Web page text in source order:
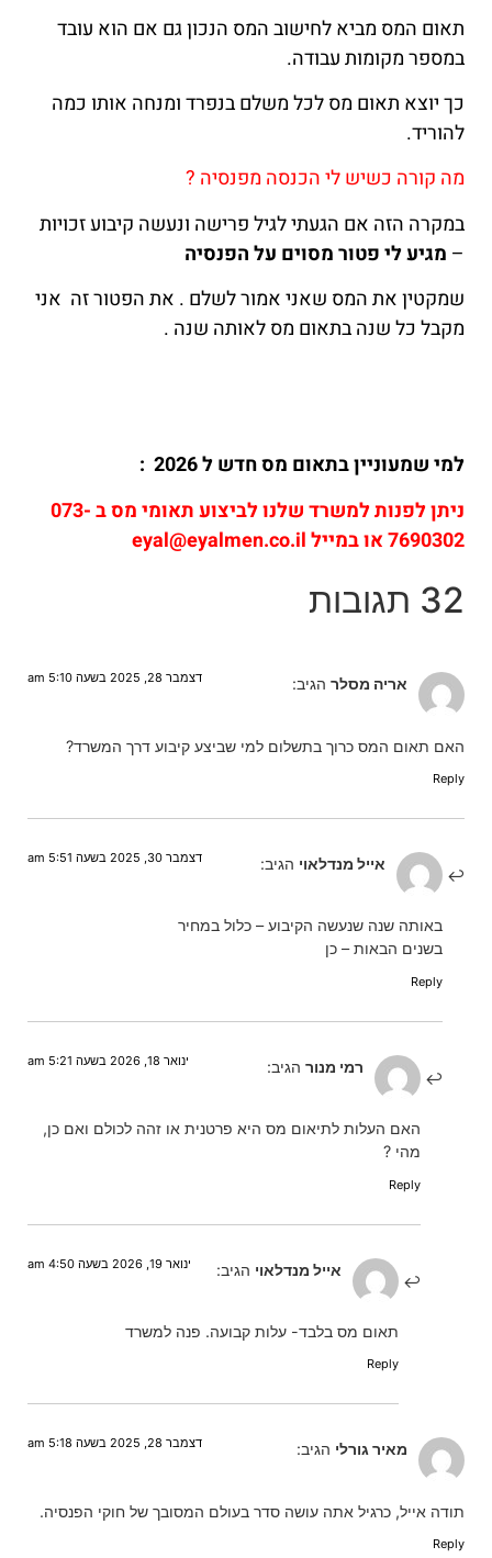
תאום המס מביא לחישוב המס הנכון גם אם הוא עובד
במספר מקומות עבודה.
כך יוצא תאום מס לכל משלם בנפרד ומנחה אותו כמה
להוריד.
מה קורה כשיש לי הכנסה מפנסיה ?
במקרה הזה אם הגעתי לגיל פרישה ונעשה קיבוע זכויות
– מגיע לי פטור מסוים על הפנסיה
שמקטין את המס שאני אמור לשלם . את הפטור זה אני
מקבל כל שנה בתאום מס לאותה שנה .
למי שמעוניין בתאום מס חדש ל 2026 :
ניתן לפנות למשרד שלנו לביצוע תאומי מס ב 073-
7690302 או במייל eyal@eyalmen.co.il
32 תגובות
אריה מסלר הגיב: דצמבר 28, 2025 בשעה 5:10 am
האם תאום המס כרוך בתשלום למי שביצע קיבוע דרך המשרד?
Reply
אייל מנדלאוי הגיב: דצמבר 30, 2025 בשעה 5:51 am
באותה שנה שנעשה הקיבוע – כלול במחיר
בשנים הבאות – כן
Reply
רמי מנור הגיב: ינואר 18, 2026 בשעה 5:21 am
האם העלות לתיאום מס היא פרטנית או זהה לכולם ואם כן,
מהי ?
Reply
אייל מנדלאוי הגיב: ינואר 19, 2026 בשעה 4:50 am
תאום מס בלבד- עלות קבועה. פנה למשרד
Reply
מאיר גורלי הגיב: דצמבר 28, 2025 בשעה 5:18 am
תודה אייל, כרגיל אתה עושה סדר בעולם המסובך של חוקי הפנסיה.
Reply